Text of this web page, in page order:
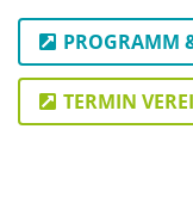
PROGRAMM
TERMIN